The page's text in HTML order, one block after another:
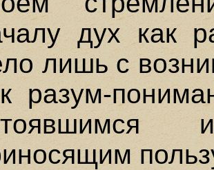
дух как
лишь с
разум-